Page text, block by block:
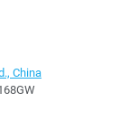
China